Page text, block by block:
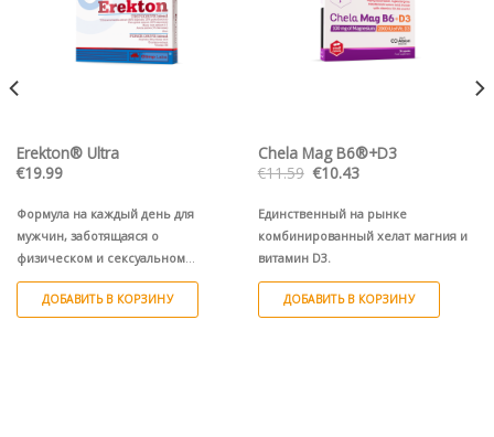
Erekton® Ultra
€19.99
Формула на каждый день для
мужчин, заботящаяся о
физическом и сексуальном
здоровье.
ДОБАВИТЬ В КОРЗИНУ
Chela Mag B6®+D3
€11.59 Первоначальная
цена
€11.59.
€10.43Текущая
Единственный на рынке
комбинированный хелат магния и
витамин D3.
ДОБАВИТЬ В КОРЗИНУ